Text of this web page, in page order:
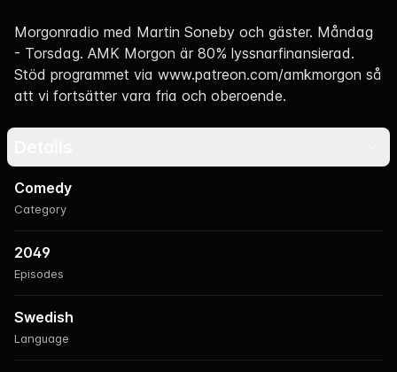
Navigation
Morgonradio med Martin Soneby och gäster. Måndag
- Torsdag. AMK Morgon är 80% lyssnarfinansierad.
Stöd programmet via www.patreon.com/amkmorgon så
att vi fortsätter vara fria och oberoende.
Category
Comedy
Episodes
2049
Language
Swedish